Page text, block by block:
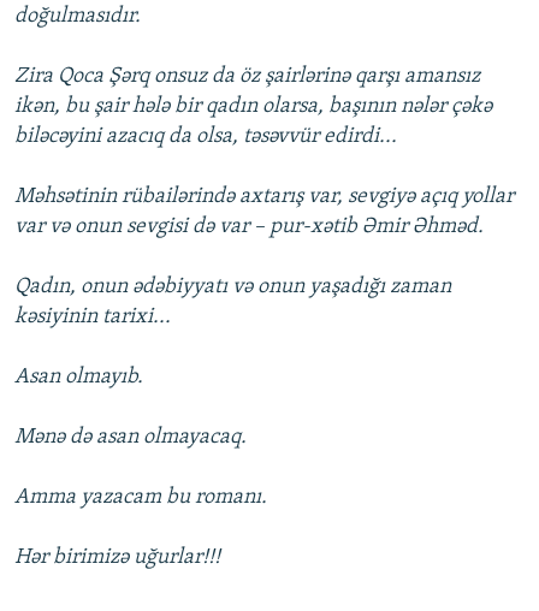
doğulmasıdır.
Zira Qoca Şərq onsuz da öz şairlərinə qarşı amansız
ikən, bu şair hələ bir qadın olarsa, başının nələr çəkə
biləcəyini azacıq da olsa, təsəvvür edirdi...
Məhsətinin rübailərində axtarış var, sevgiyə açıq yollar
var və onun sevgisi də var – pur-xətib Əmir Əhməd.
Qadın, onun ədəbiyyatı və onun yaşadığı zaman
kəsiyinin tarixi...
Asan olmayıb.
Mənə də asan olmayacaq.
Amma yazacam bu romanı.
Hər birimizə uğurlar!!!